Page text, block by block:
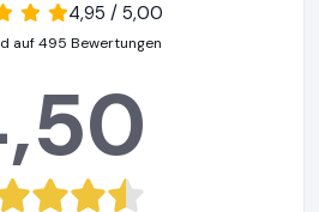
4,95 / 5,00
auf 495 Bewertungen